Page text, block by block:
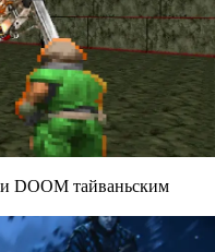
DOOM тайваньским